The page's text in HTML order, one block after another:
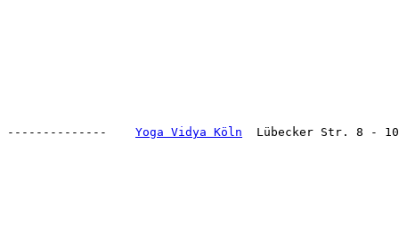
-------------- Yoga Vidya Köln
Lübecker Str. 8 -